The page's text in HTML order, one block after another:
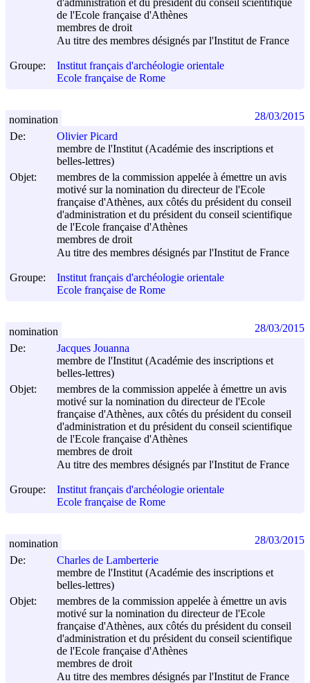
d'administration et du président du conseil scientifique
de l'Ecole française d'Athènes
membres de droit
Au titre des membres désignés par l'Institut de France
Groupe:
Institut français d'archéologie orientale
Ecole française de Rome
De:
Olivier Picard
membre de l'Institut (Académie des inscriptions et
belles-lettres)
Objet:
membres de la commission appelée à émettre un avis
motivé sur la nomination du directeur de l'Ecole
française d'Athènes, aux côtés du président du conseil
d'administration et du président du conseil scientifique
de l'Ecole française d'Athènes
membres de droit
Au titre des membres désignés par l'Institut de France
Groupe:
Institut français d'archéologie orientale
Ecole française de Rome
nomination 28/03/2015
De:
Jacques Jouanna
membre de l'Institut (Académie des inscriptions et
belles-lettres)
Objet:
membres de la commission appelée à émettre un avis
motivé sur la nomination du directeur de l'Ecole
française d'Athènes, aux côtés du président du conseil
d'administration et du président du conseil scientifique
de l'Ecole française d'Athènes
membres de droit
Au titre des membres désignés par l'Institut de France
Groupe:
Institut français d'archéologie orientale
Ecole française de Rome
nomination 28/03/2015
De:
Charles de Lamberterie
membre de l'Institut (Académie des inscriptions et
belles-lettres)
Objet:
membres de la commission appelée à émettre un avis
motivé sur la nomination du directeur de l'Ecole
française d'Athènes, aux côtés du président du conseil
d'administration et du président du conseil scientifique
de l'Ecole française d'Athènes
membres de droit
Au titre des membres désignés par l'Institut de France
nomination 28/03/2015